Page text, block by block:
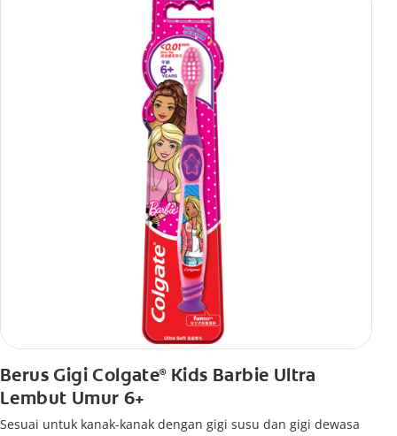
Berus Gigi Colgate®Kids Barbie Ultra
Lembut Umur 6+
Sesuai untuk kanak-kanak dengan gigi susu dan gigi dewasa